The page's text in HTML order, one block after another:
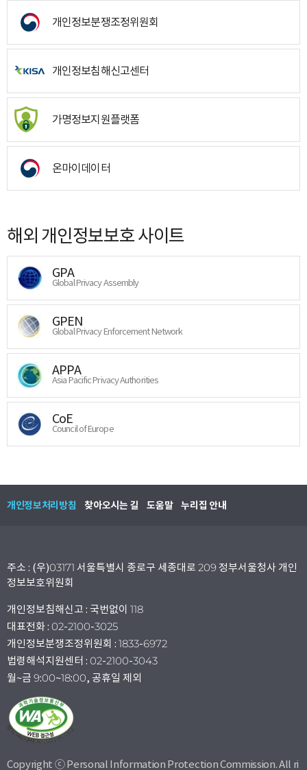
개인정보분쟁조정위원회
개인정보침해신고센터
가명정보지원플랫폼
온마이데이터
해외 개인정보보호 사이트
GPA
Global Privacy Assembly
GPEN
Global Privacy Enforcement Network
APPA
Asia Pacific Privacy Authorities
CoE
Council of Europe
개인정보처리방침 찾아오시는 길 도움말 누리집 안내
주소 : (우)03171 서울특별시 종로구 세종대로 209 정부서울청사 개인
정보보호위원회
개인정보침해신고 : 국번없이 118
대표전화 : 02-2100-3025
개인정보분쟁조정위원회 : 1833-6972
법령해석지원센터 : 02-2100-3043
월~금 9:00~18:00, 공휴일 제외
Copyright ⓒ Personal Information Protection Commission. All ri